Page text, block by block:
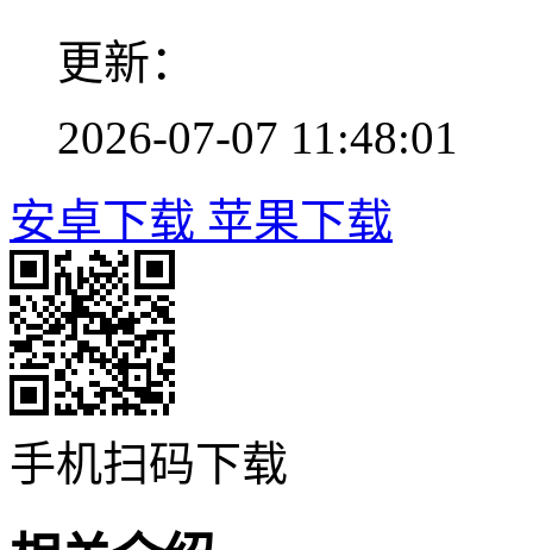
更新：
2026-07-07 11:48:01
安卓下载 苹果下载
手机扫码下载